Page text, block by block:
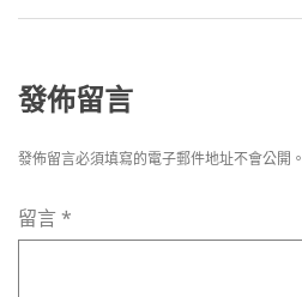
發佈留言
發佈留言必須填寫的電子郵件地址不會公開。
留言*